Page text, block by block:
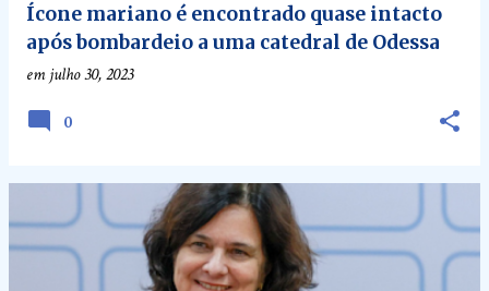
Ícone mariano é encontrado quase intacto
após bombardeio a uma catedral de Odessa
emjulho 30, 2023
0